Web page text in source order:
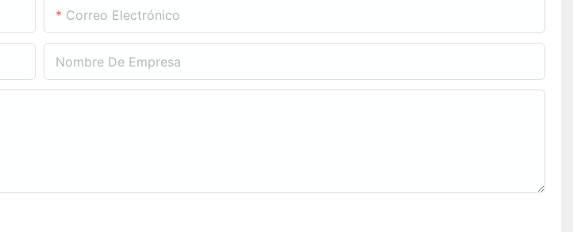
Correo Electrónico
Nombre De Empresa